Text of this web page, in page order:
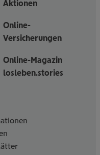
Aktionen
Online-
Versicherungen
Online-Magazin
losleben.stories